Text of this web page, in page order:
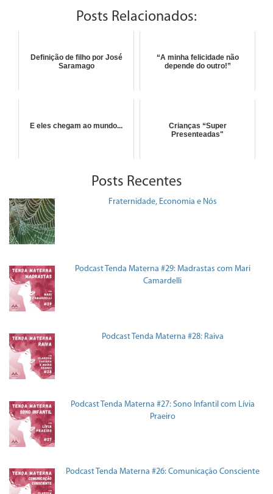
Posts Relacionados:
Definição de filho por José
Saramago
“A minha felicidade não
depende do outro!”
E eles chegam ao mundo...
Crianças “Super
Presenteadas"
Posts Recentes
Fraternidade, Economia e Nós
Podcast Tenda Materna #29: Madrastas com Mari
Camardelli
Podcast Tenda Materna #28: Raiva
Podcast Tenda Materna #27: Sono Infantil com Lívia
Praeiro
Podcast Tenda Materna #26: Comunicação Consciente